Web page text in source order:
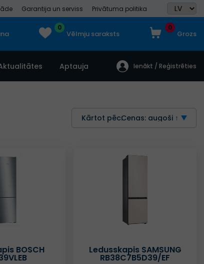
Garantija un serviss Privātuma politika
0
Vēlmju saraksts
0
Grozs
Aptauja Ienākt / Reģistrēties
Kārtot pēc:Cenas: augoši ↑
BOSCH Ledusskapis SAMSUNG
RB38C7B5D39/EF